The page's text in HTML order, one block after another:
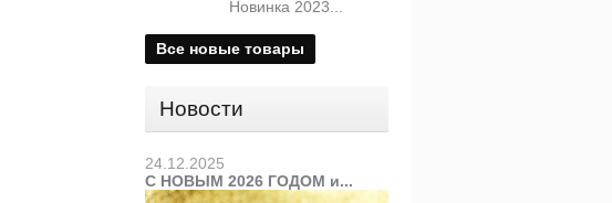
Новинка 2023...
Все новые товары
Новости
24.12.2025
С НОВЫМ 2026 ГОДОМ и...